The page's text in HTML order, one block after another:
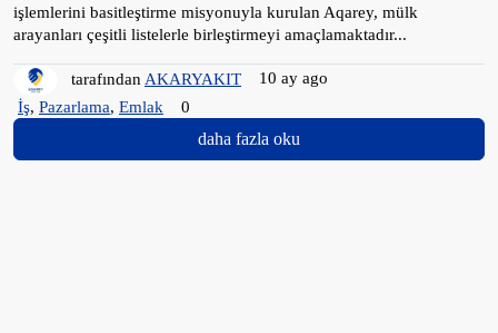
işlemlerini basitleştirme misyonuyla kurulan Aqarey, mülk
arayanları çeşitli listelerle birleştirmeyi amaçlamaktadır...
tarafından AKARYAKIT
10 ay ago
İş, Pazarlama, Emlak 0
daha fazla oku